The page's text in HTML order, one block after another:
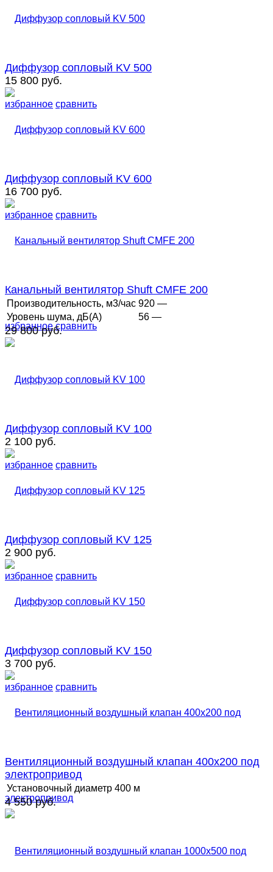
избранное сравнить
Диффузор сопловый KV 500
15 800 руб.
избранное сравнить
Диффузор сопловый KV 600
16 700 руб.
избранное сравнить
Канальный вентилятор Shuft CMFE 200
Производительность, м3/час 920 —
Уровень шума, дБ(А)
56 —
29 800 руб.
избранное сравнить
Диффузор сопловый KV 100
2 100 руб.
избранное сравнить
Диффузор сопловый KV 125
2 900 руб.
избранное сравнить
Диффузор сопловый KV 150
3 700 руб.
Вентиляционный воздушный клапан 400х200 под
электропривод
Установочный диаметр 400 м
4 550 руб.